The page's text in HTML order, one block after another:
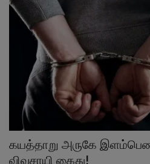
கயத்தாறு அருகே
விவசாயி கைது!